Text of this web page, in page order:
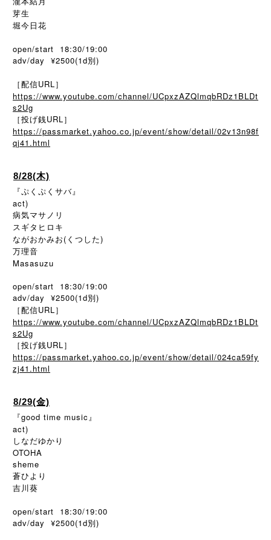
芽生
堀今日花
open/start 18:30/19:00
adv/day ¥2500(1d別)
［配信URL］
https://www.youtube.com/channel/UCpxzAZQlmqbRDz1BLDt
s2Ug
［投げ銭URL］
https://passmarket.yahoo.co.jp/event/show/detail/02v13n98f
qj41.html
8/28(木)
『ぷくぷくサバ』
act)
病気マサノリ
スギタヒロキ
ながおかみお(くつした)
万理音
Masasuzu
open/start 18:30/19:00
adv/day ¥2500(1d別)
［配信URL］
https://www.youtube.com/channel/UCpxzAZQlmqbRDz1BLDt
s2Ug
［投げ銭URL］
https://passmarket.yahoo.co.jp/event/show/detail/024ca59fy
zj41.html
8/29(金)
『good time music』
act)
しなだゆかり
OTOHA
sheme
蒼ひより
吉川葵
open/start 18:30/19:00
adv/day ¥2500(1d別)